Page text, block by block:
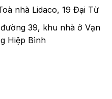
nhà Lidaco, 19 Đại Từ
39, khu nhà ở Vạn
Hiệp Bình